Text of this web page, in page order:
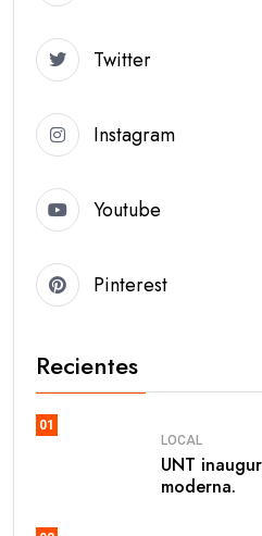
Twitter
Instagram
Youtube
Pinterest
Recientes
01
LOCAL
UNT
moderna.